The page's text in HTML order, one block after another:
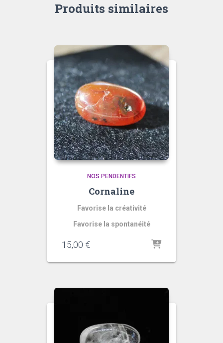
Produits similaires
NOS PENDENTIFS
Cornaline
Favorise la créativité
Favorise la spontanéité
Coraline
15,00 €